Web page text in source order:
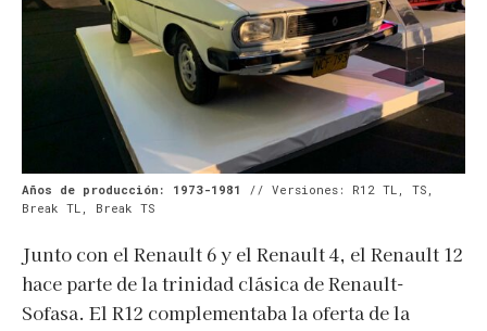
Años de producción: 1973-1981
// Versiones: R12 TL, TS,
Break TL, Break TS
Junto con el Renault 6 y el Renault 4, el Renault 12
hace parte de la trinidad clásica de Renault-
Sofasa. El R12 complementaba la oferta de la